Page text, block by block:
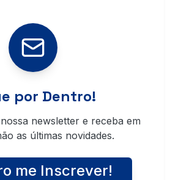
por Dentro!
newsletter e receba em
as últimas novidades.
me Inscrever!